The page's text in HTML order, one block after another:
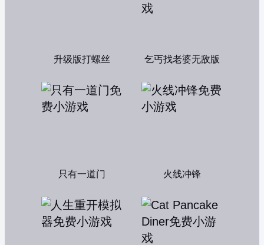
升级版打螺丝 乞丐找老婆无敌版
只有一道门 火线冲锋